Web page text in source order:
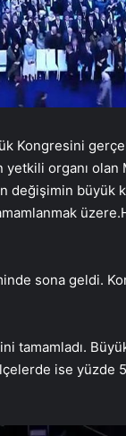
Kongresini
organı olan
değişimin büyük
üzere.
sona geldi.
tamamladı.
ise yüzde